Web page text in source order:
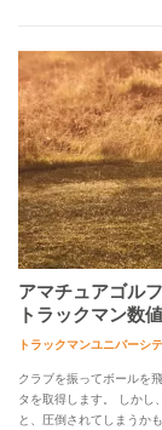
アマチュアゴル
トラックマン数値
トラックマンユニバーシ
クラブを振ってボールを
タを取得します。 しかし
と、圧倒されてしまうか